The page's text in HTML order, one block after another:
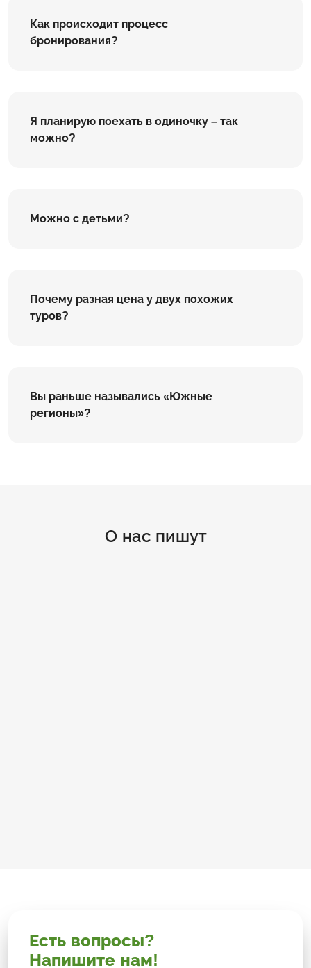
Как происходит процесс
бронирования?
Я планирую поехать в одиночку – так
можно?
Можно с детьми?
Почему разная цена у двух похожих
туров?
Вы раньше назывались «Южные
регионы»?
О нас пишут
Есть вопросы?
Напишите нам!